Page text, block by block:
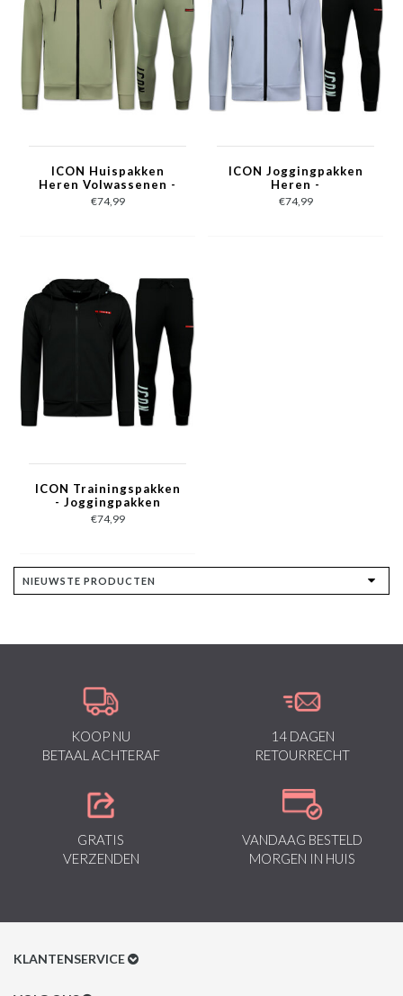
ICON Huispakken
Heren Volwassenen -
Joggingpakken Heren
- Trainingspakken -
€74,99
ICON Joggingpakken
Heren -
Trainingspakken -
Huispakken Heren
€74,99
ICON Trainingspakken
- Joggingpakken
Heren - Huispakken
Heren Volwassenen -
€74,99
KOOP NU
BETAAL ACHTERAF
14 DAGEN
RETOURRECHT
GRATIS
VERZENDEN
VANDAAG BESTELD
MORGEN IN HUIS
KLANTENSERVICE
Klantenservice